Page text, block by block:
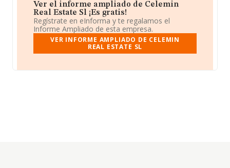
Ver el informe ampliado de Celemin
Real Estate Sl ¡Es gratis!
Regístrate en eInforma y te regalamos el
Informe Ampliado de esta empresa.
VER INFORME AMPLIADO DE CELEMIN
REAL ESTATE SL